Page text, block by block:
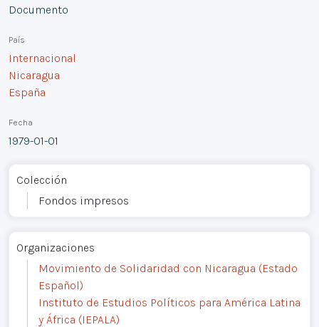
Documento
País
Internacional
Nicaragua
España
Fecha
1979-01-01
Colección
Fondos impresos
Organizaciones
Movimiento de Solidaridad con Nicaragua (Estado
Español)
Instituto de Estudios Políticos para América Latina
y África (IEPALA)